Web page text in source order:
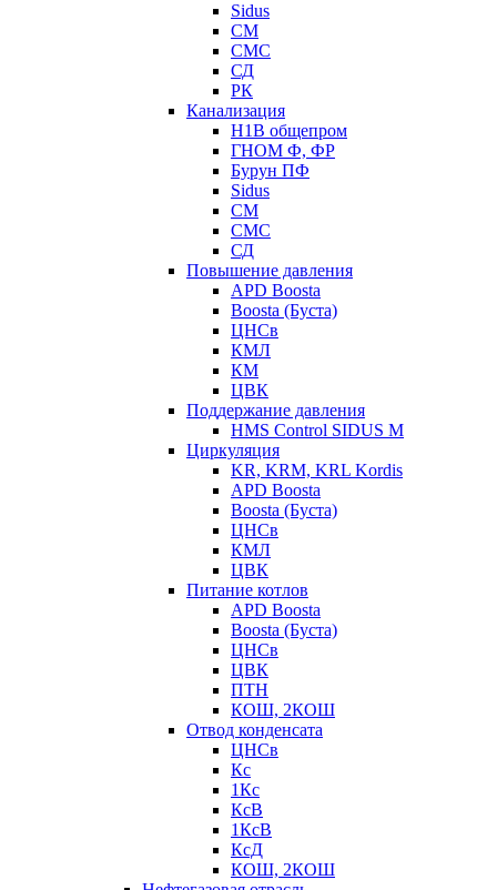
Sidus
СМ
СМС
СД
РК
Канализация
Н1В общепром
ГНОМ Ф, ФР
Бурун ПФ
Sidus
СМ
СМС
СД
Повышение давления
APD Boosta
Boosta (Буста)
ЦНСв
КМЛ
КМ
ЦВК
Поддержание давления
HMS Control SIDUS M
Циркуляция
KR, KRM, KRL Kordis
APD Boosta
Boosta (Буста)
ЦНСв
КМЛ
ЦВК
Питание котлов
APD Boosta
Boosta (Буста)
ЦНСв
ЦВК
ПТН
КОШ, 2КОШ
Отвод конденсата
ЦНСв
Кс
1Кс
КсВ
1КсВ
КсД
КОШ, 2КОШ